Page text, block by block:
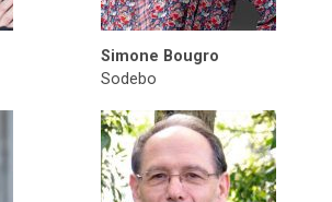
Simone Bougro
Sodebo